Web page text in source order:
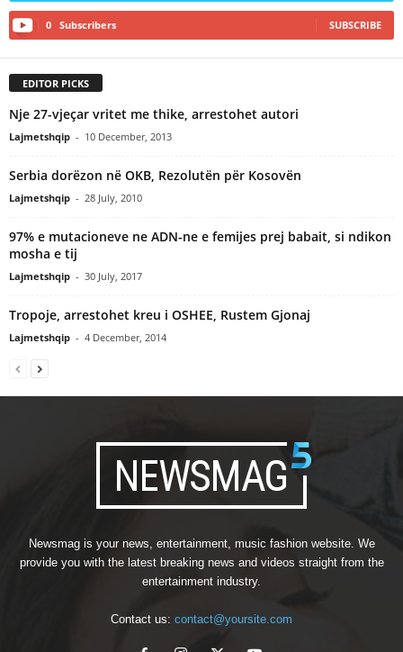
0 Subscribers SUBSCRIBE
EDITOR PICKS
Nje 27-vjeçar vritet me thike, arrestohet autori
Lajmetshqip - 10 December, 2013
Serbia dorëzon në OKB, Rezolutën për Kosovën
Lajmetshqip - 28 July, 2010
97% e mutacioneve ne ADN-ne e femijes prej babait, si ndikon
mosha e tij
Lajmetshqip - 30 July, 2017
Tropoje, arrestohet kreu i OSHEE, Rustem Gjonaj
Lajmetshqip - 4 December, 2014
Newsmag is your news, entertainment, music fashion website. We
provide you with the latest breaking news and videos straight from the
entertainment industry.
Contact us: contact@yoursite.com